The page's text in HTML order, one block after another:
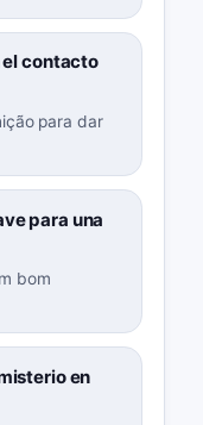
el contacto
para dar
para una
bom
en